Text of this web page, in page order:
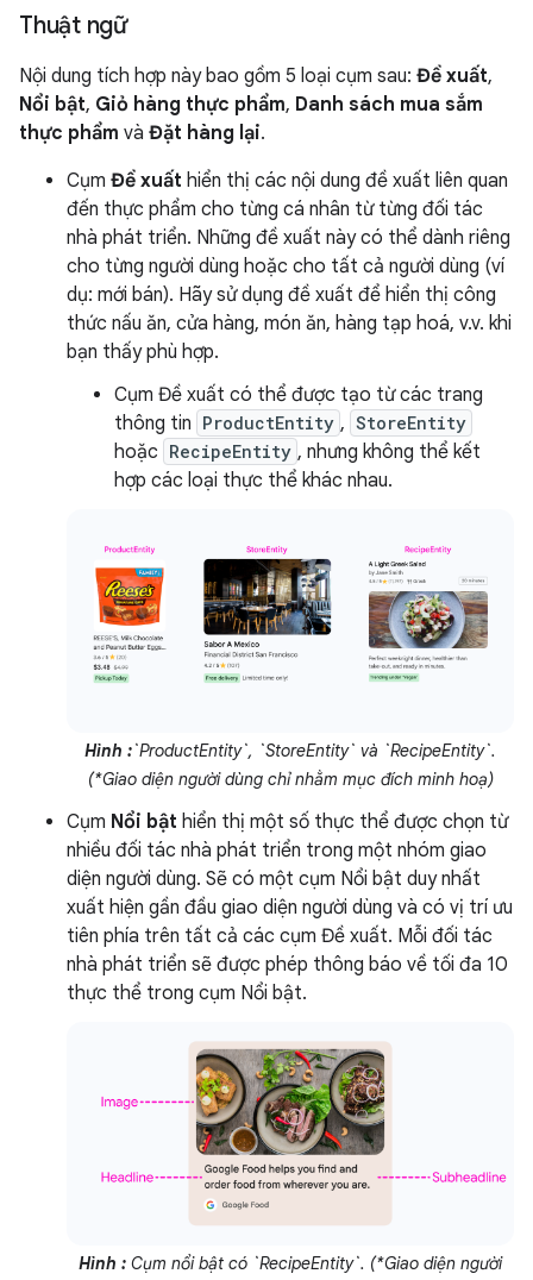
Thuật ngữ
Nội dung tích hợp này bao gồm 5 loại cụm sau: Đề xuất,
Nổi bật, Giỏ hàng thực phẩm, Danh sách mua sắm
thực phẩm và Đặt hàng lại.
Cụm Đề xuất hiển thị các nội dung đề xuất liên quan
đến thực phẩm cho từng cá nhân từ từng đối tác
nhà phát triển. Những đề xuất này có thể dành riêng
cho từng người dùng hoặc cho tất cả người dùng (ví
dụ: mới bán). Hãy sử dụng đề xuất để hiển thị công
thức nấu ăn, cửa hàng, món ăn, hàng tạp hoá, v.v. khi
bạn thấy phù hợp.
Cụm Đề xuất có thể được tạo từ các trang
thông tin ProductEntity , StoreEntity
hoặc RecipeEntity , nhưng không thể kết
hợp các loại thực thể khác nhau.
Hình :`ProductEntity`, `StoreEntity` và `RecipeEntity`.
(*Giao diện người dùng chỉ nhằm mục đích minh hoạ)
Cụm Nổi bật hiển thị một số thực thể được chọn từ
nhiều đối tác nhà phát triển trong một nhóm giao
diện người dùng. Sẽ có một cụm Nổi bật duy nhất
xuất hiện gần đầu giao diện người dùng và có vị trí ưu
tiên phía trên tất cả các cụm Đề xuất. Mỗi đối tác
nhà phát triển sẽ được phép thông báo về tối đa 10
thực thể trong cụm Nổi bật.
Hình : Cụm nổi bật có `RecipeEntity`. (*Giao diện người